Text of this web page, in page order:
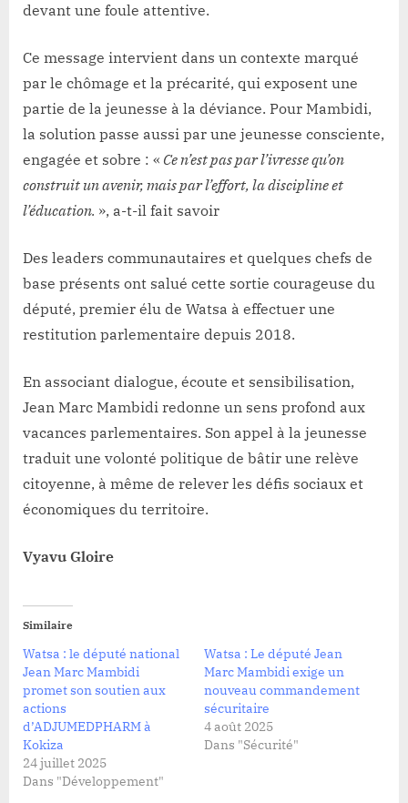
devant une foule attentive.
Ce message intervient dans un contexte marqué
par le chômage et la précarité, qui exposent une
partie de la jeunesse à la déviance. Pour Mambidi,
la solution passe aussi par une jeunesse consciente,
engagée et sobre : « Ce n’est pas par l’ivresse qu’on
construit un avenir, mais par l’effort, la discipline et
l’éducation. », a-t-il fait savoir
Des leaders communautaires et quelques chefs de
base présents ont salué cette sortie courageuse du
député, premier élu de Watsa à effectuer une
restitution parlementaire depuis 2018.
En associant dialogue, écoute et sensibilisation,
Jean Marc Mambidi redonne un sens profond aux
vacances parlementaires. Son appel à la jeunesse
traduit une volonté politique de bâtir une relève
citoyenne, à même de relever les défis sociaux et
économiques du territoire.
Vyavu Gloire
Similaire
Watsa : le député national
Jean Marc Mambidi
promet son soutien aux
actions
d’ADJUMEDPHARM à
Kokiza
24 juillet 2025
Dans "Développement"
Watsa : Le député Jean
Marc Mambidi exige un
nouveau commandement
sécuritaire
4 août 2025
Dans "Sécurité"